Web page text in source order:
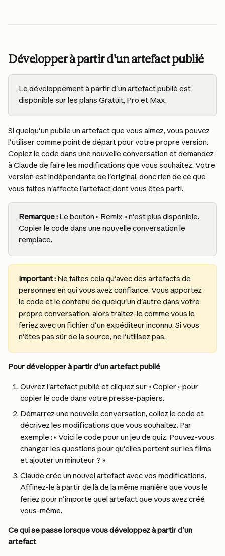
Développer à partir d'un artefact publié
Le développement à partir d'un artefact publié est
disponible sur les plans Gratuit, Pro et Max.
Si quelqu'un publie un artefact que vous aimez, vous pouvez
l'utiliser comme point de départ pour votre propre version.
Copiez le code dans une nouvelle conversation et demandez
à Claude de faire les modifications que vous souhaitez. Votre
version est indépendante de l'original, donc rien de ce que
vous faites n'affecte l'artefact dont vous êtes parti.
Remarque : Le bouton « Remix » n'est plus disponible.
Copier le code dans une nouvelle conversation le
remplace.
Important : Ne faites cela qu'avec des artefacts de
personnes en qui vous avez confiance. Vous apportez
le code et le contenu de quelqu'un d'autre dans votre
propre conversation, alors traitez-le comme vous le
feriez avec un fichier d'un expéditeur inconnu. Si vous
n'êtes pas sûr de la source, ne l'utilisez pas.
Pour développer à partir d'un artefact publié
Ouvrez l'artefact publié et cliquez sur « Copier » pour
copier le code dans votre presse-papiers.
Démarrez une nouvelle conversation, collez le code et
décrivez les modifications que vous souhaitez. Par
exemple : « Voici le code pour un jeu de quiz. Pouvez-vous
changer les questions pour qu'elles portent sur les films
et ajouter un minuteur ? »
Claude crée un nouvel artefact avec vos modifications.
Affinez-le à partir de là de la même manière que vous le
feriez pour n'importe quel artefact que vous avez créé
vous-même.
Ce qui se passe lorsque vous développez à partir d'un
artefact